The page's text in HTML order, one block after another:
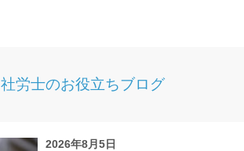
社労士のお役立ちブログ
2026年8月5日